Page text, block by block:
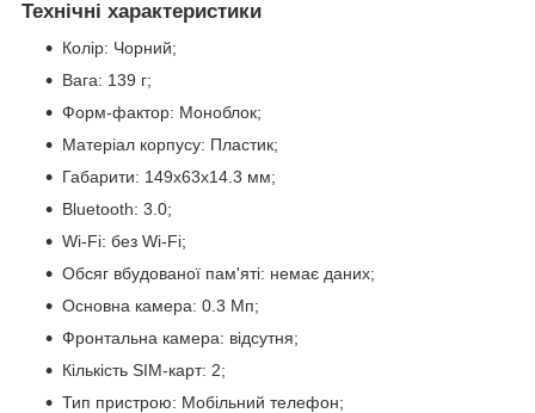
Технічні характеристики
Колір: Чорний;
Вага: 139 г;
Форм-фактор: Моноблок;
Матеріал корпусу: Пластик;
Габарити: 149х63х14.3 мм;
Bluetooth: 3.0;
Wi-Fi: без Wi-Fi;
Обсяг вбудованої пам'яті: немає даних;
Основна камера: 0.3 Мп;
Фронтальна камера: відсутня;
Кількість SIM-карт: 2;
Тип пристрою: Мобільний телефон;